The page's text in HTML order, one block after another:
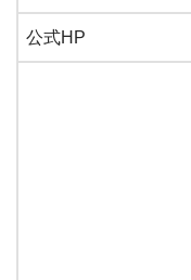
公式HP